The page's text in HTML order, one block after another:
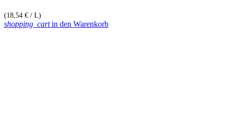
(18,54 € / L)
shopping_cartin den Warenkorb